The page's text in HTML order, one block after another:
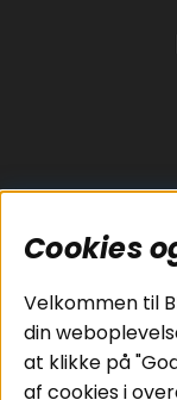
Populære
Bilstereo
Højttalere
Cookies
Velkommen til
din
at klikke på
af cookies i